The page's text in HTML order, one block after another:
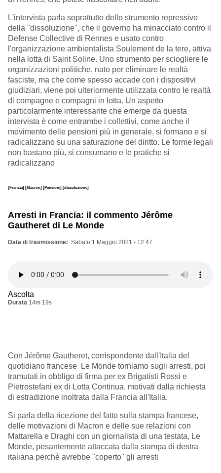
L'intervista parla soprattutto dello strumento repressivo
della "dissoluzione", che il governo ha minacciato contro il
Defense Collective di Rennes e usato contro
l'organizzazione ambientalista Soulement de la tere, attiva
nella lotta di Saint Soline. Uno strumento per sciogliere le
organizzazioni politiche, nato per eliminare le realtà
fasciste, ma che come spesso accade con i dispositivi
giudiziari, viene poi ulteriormente utilizzata contro le realtà
di compagne e compagni in lotta. Un aspetto
particolarmente interessante che emerge da questa
intervista è come entrambe i collettivi, come anche il
movimento delle pensioni più in generale, si formano e si
radicalizzano su una saturazione del diritto. Le forme legali
non bastano più, si consumano e le pratiche si
radicalizzano
[Francia] [Macron] [Pensioni] [dissoluzione]
Arresti in Francia: il commento Jérôme
Gautheret di Le Monde
Data di trasmissione Sabato 1 Maggio 2021 - 12:47
Ascolta
Durata 14m 19s
Con Jérôme Gautheret, corrispondente dall'Italia del
quotidiano francese Le Monde torniamo sugli arresti, poi
tramutati in obbligo di firma per ex Brigatisti Rossi e
Pietrostefani ex di Lotta Continua, motivati dalla richiesta
di estradizione inoltrata dalla Francia all'Italia.
Si parla della ricezione del fatto sulla stampa francese,
delle motivazioni di Macron e delle sue relazioni con
Mattarella e Draghi con un giornalista di una testata, Le
Monde, pesantemente attaccata dalla stampa di destra
italiana perchè avrebbe "coperto" gli arresti